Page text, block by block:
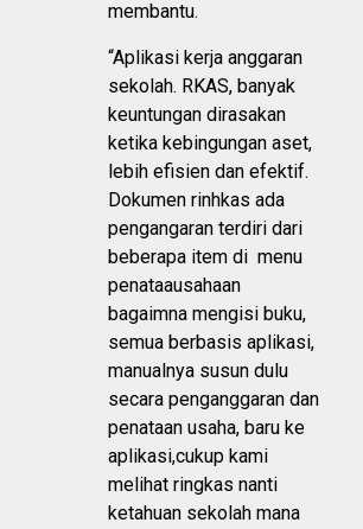
membantu.
“Aplikasi kerja anggaran
sekolah. RKAS, banyak
keuntungan dirasakan
ketika kebingungan aset,
lebih efisien dan efektif.
Dokumen rinhkas ada
pengangaran terdiri dari
beberapa item di menu
penataausahaan
bagaimna mengisi buku,
semua berbasis aplikasi,
manualnya susun dulu
secara penganggaran dan
penataan usaha, baru ke
aplikasi,cukup kami
melihat ringkas nanti
ketahuan sekolah mana